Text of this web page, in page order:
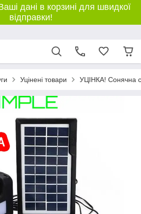
дані в корзині для швидкої
відправки!
Уцінені товари УЦІНКА! Сонячна